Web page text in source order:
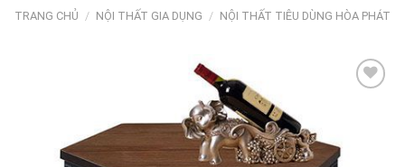
TRANG CHỦ / NỘI THẤT GIA DỤNG / NỘI THẤT TIÊU DÙNG HÒA PHÁT
Thêm